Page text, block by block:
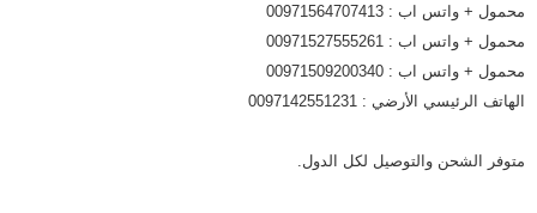
محمول + واتس اب : 00971564707413
محمول + واتس اب : 00971527555261
محمول + واتس اب : 00971509200340
الهاتف الرئيسي الأرضي : 0097142551231
متوفر الشحن والتوصيل لكل الدول.